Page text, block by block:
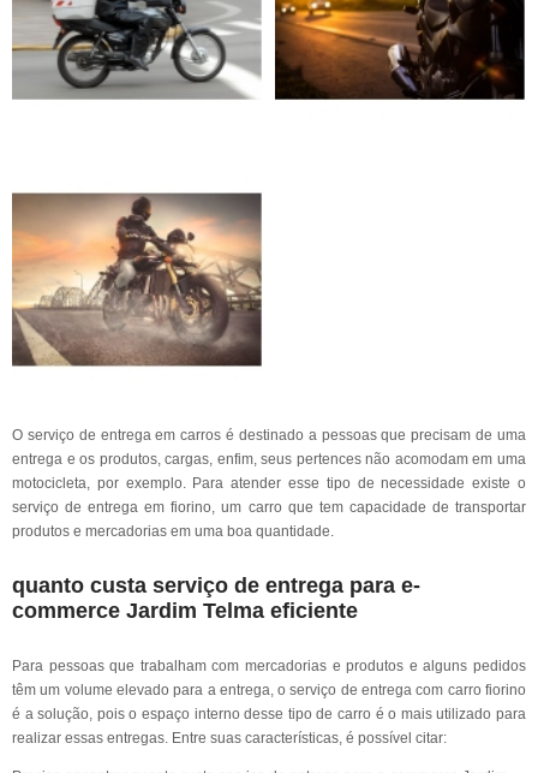
O serviço de entrega em carros é destinado a pessoas que precisam de uma
entrega e os produtos, cargas, enfim, seus pertences não acomodam em uma
motocicleta, por exemplo. Para atender esse tipo de necessidade existe o
serviço de entrega em fiorino, um carro que tem capacidade de transportar
produtos e mercadorias em uma boa quantidade.
quanto custa serviço de entrega para e-
commerce Jardim Telma eficiente
Para pessoas que trabalham com mercadorias e produtos e alguns pedidos
têm um volume elevado para a entrega, o serviço de entrega com carro fiorino
é a solução, pois o espaço interno desse tipo de carro é o mais utilizado para
realizar essas entregas. Entre suas características, é possível citar: